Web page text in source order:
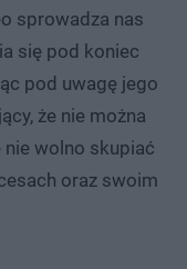
sprowadza nas
się pod koniec
pod uwagę jego
że nie można
nie wolno skupiać
oraz swoim